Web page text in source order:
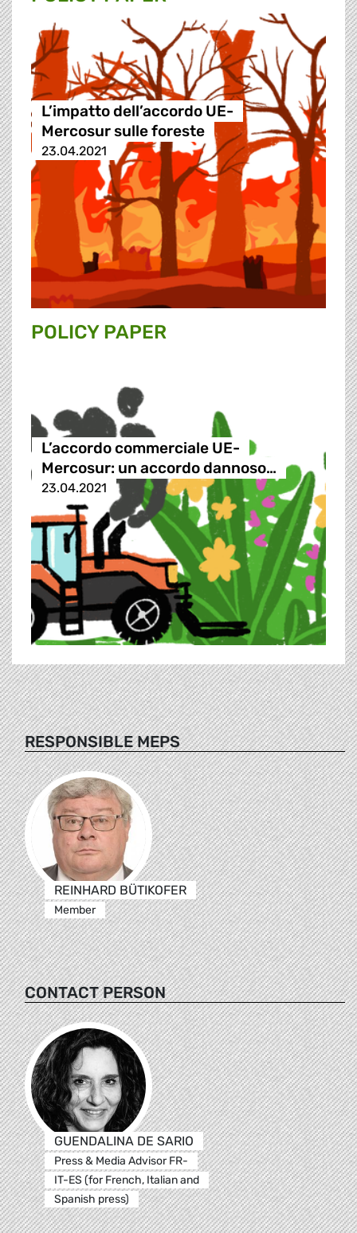
L’impatto dell’accordo UE-
Mercosur sulle foreste
23.04.2021
POLICY PAPER
L’accordo commerciale UE-
Mercosur: un accordo dannoso…
23.04.2021
RESPONSIBLE MEPS
REINHARD BÜTIKOFER
Member
CONTACT PERSON
GUENDALINA DE SARIO
Press & Media Advisor FR-
IT-ES (for French, Italian and
Spanish press)